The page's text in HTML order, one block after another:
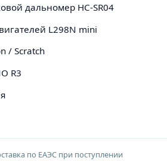
дальномер HC-SR04
L298N mini
/ Scratch
R3
по ЕАЭС при поступлении